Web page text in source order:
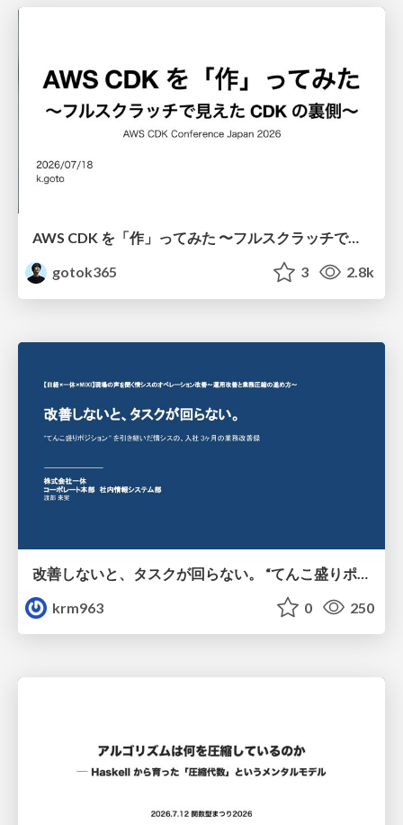
AWS CDK を「作」ってみた 〜フルスクラッチで見えた CDK の裏側〜 / aws-cdk-from-scratch
gotok365
3 2.8k
krm963
0 250